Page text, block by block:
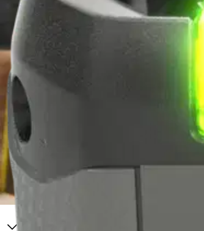
Ilmainen toimitus yli 100 €:n
Etu ei koske Suuri‑lisäpalvelulla toimitettavia
Tuotekuvaus